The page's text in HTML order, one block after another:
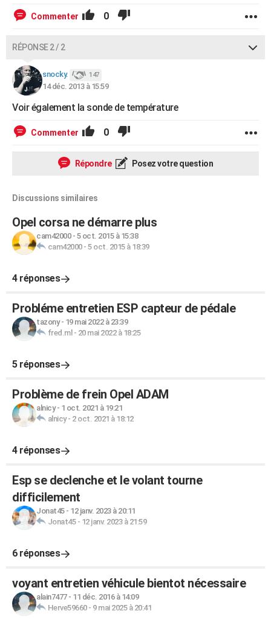
Commenter 0
RÉPONSE 2 / 2
snocky. 147
14 déc. 2013 à 15:59
Voir également la sonde de température
Commenter 0
Répondre Posez votre question
Discussions similaires
Opel corsa ne démarre plus
cam42000- 5 oct. 2015 à 15:38
cam42000- 5 oct. 2015 à 18:39
4 réponses
Probléme entretien ESP capteur de pédale
tazony- 19 mai 2022 à 23:39
fred.ml - 20 mai 2022 à 18:25
5 réponses
Problème de frein Opel ADAM
alnicy- 1 oct. 2021 à 19:21
alnicy- 2 oct. 2021 à 18:12
4 réponses
Esp se declenche et le volant tourne
difficilement
Jonat45- 12 janv. 2023 à 20:11
Jonat45- 12 janv. 2023 à 21:59
6 réponses
voyant entretien véhicule bientot nécessaire
alain7477- 11 déc. 2016 à 14:09
Herve59660- 9 mai 2025 à 20:41